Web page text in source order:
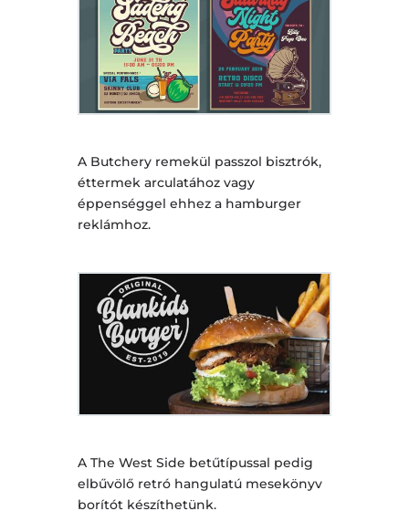
A Butchery remekül passzol bisztrók,
éttermek arculatához vagy
éppenséggel ehhez a hamburger
reklámhoz.
A The West Side betűtípussal pedig
elbűvölő retró hangulatú mesekönyv
borítót készíthetünk.